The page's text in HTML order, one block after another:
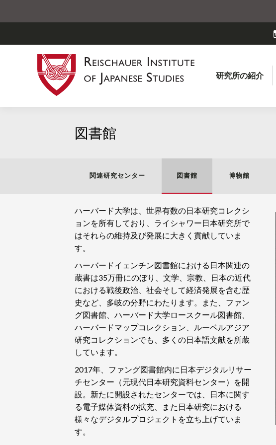
研究所の紹介
図書館
関連研究センター 図書館 博物館
ハーバード大学は、世界有数の日本研究コレクシ
ョンを所有しており、ライシャワー日本研究所で
はそれらの維持及び発展に大きく貢献していま
す。
ハーバードイェンチン図書館における日本関連の
蔵書は35万冊にのぼり、文学、宗教、日本の近代
における戦後政治、社会そして経済発展を含む歴
史など、多岐の分野にわたります。また、ファン
グ図書館、ハーバード大学ロースクール図書館、
ハーバードマップコレクション、ルーベルアジア
研究コレクションでも、多くの日本語文献を所蔵
しています。
2017年、ファング図書館内に日本デジタルリサー
チセンター（元現代日本研究資料センター）を開
設。新たに開設されたセンターでは、日本に関す
る電子媒体資料の拡充、また日本研究における
様々なデジタルプロジェクトを立ち上げていま
す。